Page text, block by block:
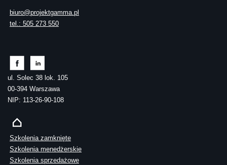
biuro@projektgamma.pl
tel.: 505 273 550
ul. Solec 38 lok. 105
00-394 Warszawa
NIP: 113-26-90-108
Szkolenia zamknięte
Szkolenia menedżerskie
Szkolenia sprzedażowe